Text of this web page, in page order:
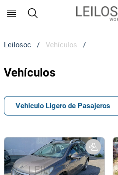
Leilosoc / Vehículos /
Vehículos
Vehiculo Ligero de Pasajeros